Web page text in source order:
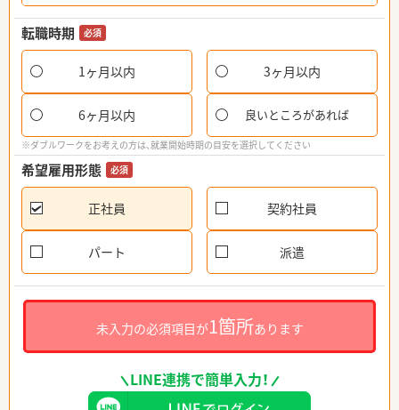
転職時期 必須
1ヶ月以内 3ヶ月以内
6ヶ月以内 良いところがあれば
※ダブルワークをお考えの方は、就業開始時期の目安を選択してください
希望雇用形態 必須
正社員 契約社員
パート 派遣
未入力の必須項目が1箇所あります
LINE連携で簡単入力！